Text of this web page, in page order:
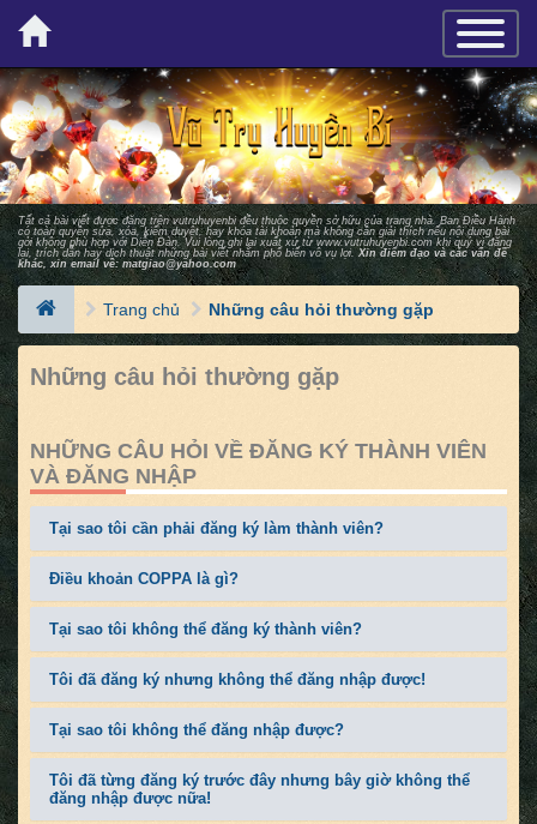
×
Tất cả bài viết được đăng trên vutruhuyenbi đều thuộc quyền sở hữu của trang nhà. Ban Ðiều Hành
có toàn quyền sửa, xóa, kiểm duyệt, hay khóa tài khoản mà không cần giải thích nếu nội dung bài
gởi không phù hợp với Diễn Ðàn. Vui lòng ghi lại xuất xứ từwww.vutruhuyenbi.comkhi quý vị đăng
lại, trích dẫn hay dịch thuật những bài viết nhằm phổ biến vô vụ lợi. Xin điểm đạo và các vấn đề
khác, xin email về: matgiao@yahoo.com
Trang chủ Những câu hỏi thường gặp
Những câu hỏi thường gặp
NHỮNG CÂU HỎI VỀ ĐĂNG KÝ THÀNH VIÊN
VÀ ĐĂNG NHẬP
Tại sao tôi cần phải đăng ký làm thành viên?
Điều khoản COPPA là gì?
Tại sao tôi không thể đăng ký thành viên?
Tôi đã đăng ký nhưng không thể đăng nhập được!
Tại sao tôi không thể đăng nhập được?
Tôi đã từng đăng ký trước đây nhưng bây giờ không thể
đăng nhập được nữa!